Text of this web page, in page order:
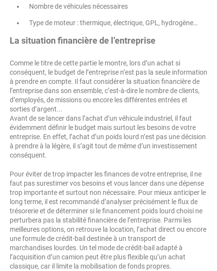
Nombre de véhicules nécessaires
Type de moteur : thermique, électrique, GPL, hydrogène…
La situation financière de l’entreprise
Comme le titre de cette partie le montre, lors d’un achat si
conséquent, le budget de l’entreprise n’est pas la seule information
à prendre en compte. Il faut considérer la situation financière de
l’entreprise dans son ensemble, c’est-à-dire le nombre de clients,
d’employés, de missions ou encore les différentes entrées et
sorties d’argent...
Avant de se lancer dans l’achat d’un véhicule industriel, il faut
évidemment définir le budget mais surtout les besoins de votre
entreprise. En effet, l’achat d’un poids lourd n’est pas une décision
à prendre à la légère, il s’agit tout de même d’un investissement
conséquent.
Pour éviter de trop impacter les finances de votre entreprise, il ne
faut pas surestimer vos besoins et vous lancer dans une dépense
trop importante et surtout non nécessaire. Pour mieux anticiper le
long terme, il est recommandé d’analyser précisément le flux de
trésorerie et de déterminer si le financement poids lourd choisi ne
perturbera pas la stabilité financière de l’entreprise. Parmi les
meilleures options, on retrouve la location, l’achat direct ou encore
une formule de crédit-bail destinée à un transport de
marchandises lourdes. Un tel mode de crédit-bail adapté à
l’acquisition d’un camion peut être plus flexible qu’un achat
classique, car il limite la mobilisation de fonds propres.